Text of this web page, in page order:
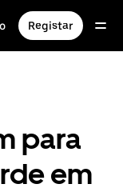
Registar
para
em